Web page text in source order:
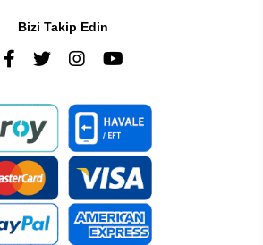
Bizi Takip Edin